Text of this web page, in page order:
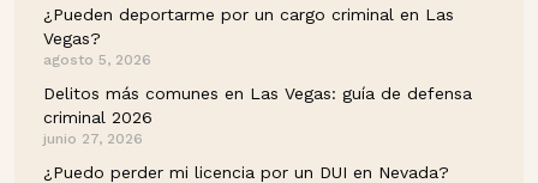
¿Pueden deportarme por un cargo criminal en Las
Vegas?
agosto 5, 2026
Delitos más comunes en Las Vegas: guía de defensa
criminal 2026
junio 27, 2026
¿Puedo perder mi licencia por un DUI en Nevada?